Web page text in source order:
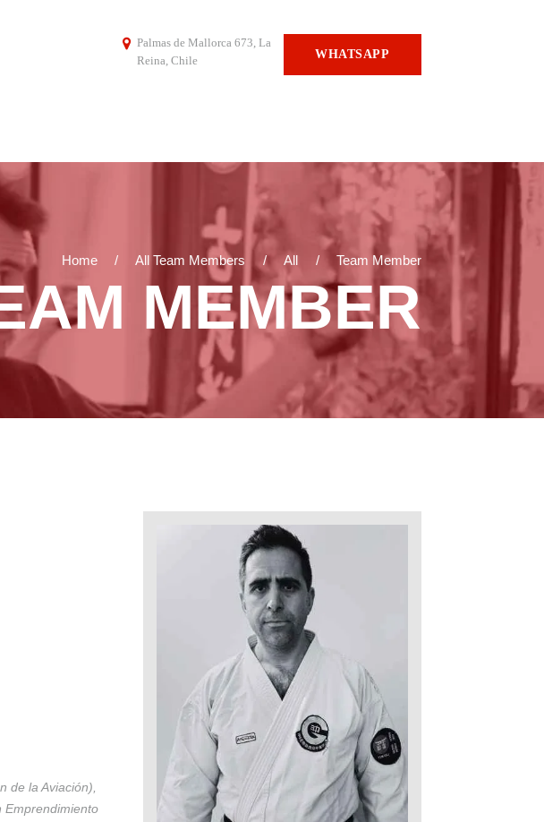
WHATSAPP
Palmas de Mallorca 673, La
Reina, Chile
Home All Team Members All Team Member
MEMBER
de la Aviación),
Emprendimiento